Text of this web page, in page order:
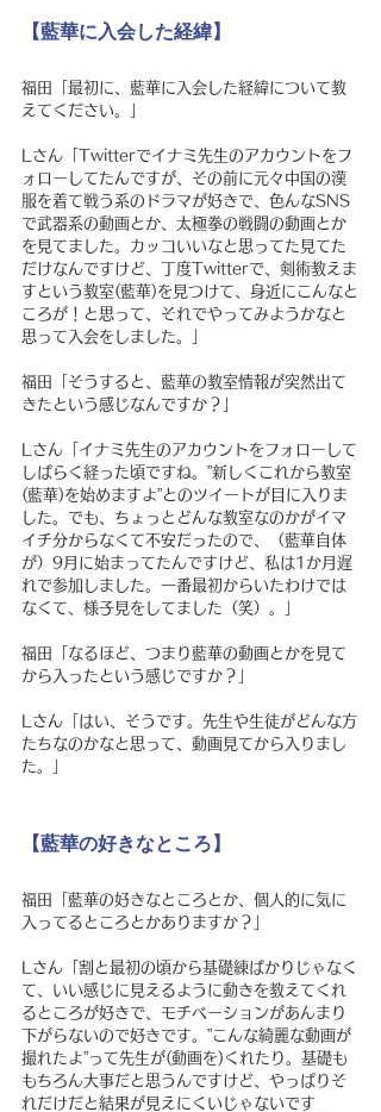
【藍華に入会した経緯】
福田「最初に、藍華に入会した経緯について教
えてください。」
Lさん「Twitterでイナミ先生のアカウントをフ
ォローしてたんですが、その前に元々中国の漢
服を着て戦う系のドラマが好きで、色んなSNS
で武器系の動画とか、太極拳の戦闘の動画とか
を見てました。カッコいいなと思ってた見てた
だけなんですけど、丁度Twitterで、剣術教えま
すという教室(藍華)を見つけて、身近にこんなと
ころが！と思って、それでやってみようかなと
思って入会をしました。」
福田「そうすると、藍華の教室情報が突然出て
きたという感じなんですか？」
Lさん「イナミ先生のアカウントをフォローして
しばらく経った頃ですね。”新しくこれから教室
(藍華)を始めますよ”とのツイートが目に入りま
した。でも、ちょっとどんな教室なのかがイマ
イチ分からなくて不安だったので、（藍華自体
が）9月に始まってたんですけど、私は1か月遅
れで参加しました。一番最初からいたわけでは
なくて、様子見をしてました（笑）。」
福田「なるほど、つまり藍華の動画とかを見て
から入ったという感じですか？」
Lさん「はい、そうです。先生や生徒がどんな方
たちなのかなと思って、動画見てから入りまし
た。」
【藍華の好きなところ】
福田「藍華の好きなところとか、個人的に気に
入ってるところとかありますか？」
Lさん「割と最初の頃から基礎練ばかりじゃなく
て、いい感じに見えるように動きを教えてくれ
るところが好きで、モチベーションがあんまり
下がらないので好きです。”こんな綺麗な動画が
撮れたよ”って先生が(動画を)くれたり。基礎も
もちろん大事だと思うんですけど、やっぱりそ
れだけだと結果が見えにくいじゃないです